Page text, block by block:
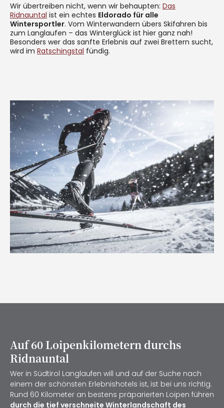
Wir übertreiben nicht, wenn wir behaupten: Das
Ridnauntal ist ein echtes Eldorado für alle
Wintersportler. Vom Winterwandern übers Skifahren bis
zum Langlaufen – das Winterglück ist hier ganz nah!
Besonders wer das sanfte Erlebnis auf zwei Brettern sucht,
wird im Ratschingstal fündig.
Auf 60 Loipenkilometern durchs
Ridnauntal
Wer in Südtirol Langlaufen will und auf der Suche nach
einem der schönsten Erlebnishotels ist, ist bei uns richtig.
Rund 60 Kilometer an bestens präparierten Loipen führen
durch die tief verschneite Winterlandschaft des